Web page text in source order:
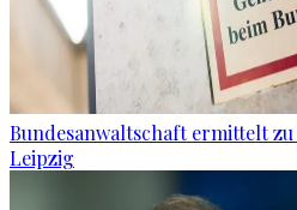
Bundesanwaltschaft ermittelt
Leipzig